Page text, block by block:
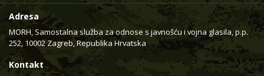
Adresa
MORH, Samostalna služba za odnose s javnošću i vojna glasila, p.p.
252, 10002 Zagreb, Republika Hrvatska
Kontakt